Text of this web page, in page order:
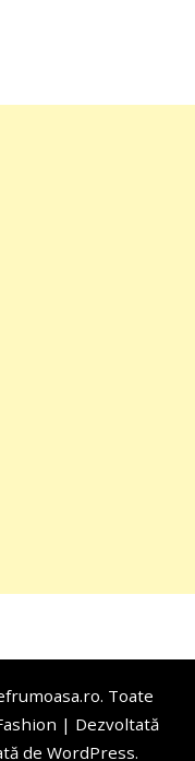
. Toate
| Dezvoltată
de WordPress.